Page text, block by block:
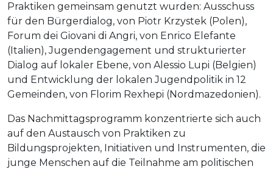
Praktiken gemeinsam genutzt wurden: Ausschuss
für den Bürgerdialog, von Piotr Krzystek (Polen),
Forum dei Giovani di Angri, von Enrico Elefante
(Italien), Jugendengagement und strukturierter
Dialog auf lokaler Ebene, von Alessio Lupi (Belgien)
und Entwicklung der lokalen Jugendpolitik in 12
Gemeinden, von Florim Rexhepi (Nordmazedonien).
Das Nachmittagsprogramm konzentrierte sich auch
auf den Austausch von Praktiken zu
Bildungsprojekten, Initiativen und Instrumenten, die
junge Menschen auf die Teilnahme am politischen